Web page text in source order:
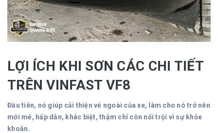
LỢI ÍCH KHI SƠN CÁC CHI TIẾT
TRÊN VINFAST VF8
Đầu tiên, nó giúp cải thiện vẻ ngoài của xe, làm cho nó trở nên
mới mẻ, hấp dẫn, khác biệt, thậm chí còn nổi trội vì sự khỏe
khoắn.